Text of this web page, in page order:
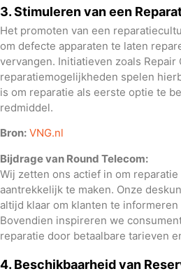
3. Stimuleren van een
Het promoten van een
om defecte apparaten te laten
vervangen. Initiatieven zoals Repair
reparatiemogelijkheden spelen
is om reparatie als eerste optie te
redmiddel.
Bron: VNG.nl
Bijdrage van Round Telecom:
Wij zetten ons actief in om
aantrekkelijk te maken. Onze
altijd klaar om klanten te
Bovendien inspireren we
reparatie door betaalbare tarieven
4. Beschikbaarheid van